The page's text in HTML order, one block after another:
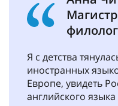
Я с детства
иностранных
Европе, увидеть
английского